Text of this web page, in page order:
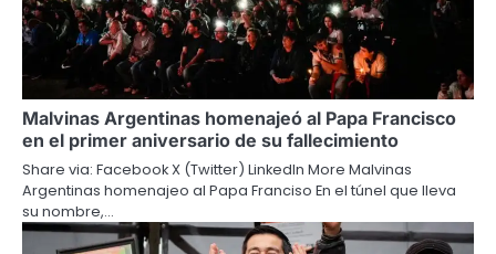
Malvinas Argentinas homenajeó al Papa Francisco
en el primer aniversario de su fallecimiento
Share via: Facebook X (Twitter) LinkedIn More Malvinas
Argentinas homenajeo al Papa Franciso En el túnel que lleva
su nombre,…